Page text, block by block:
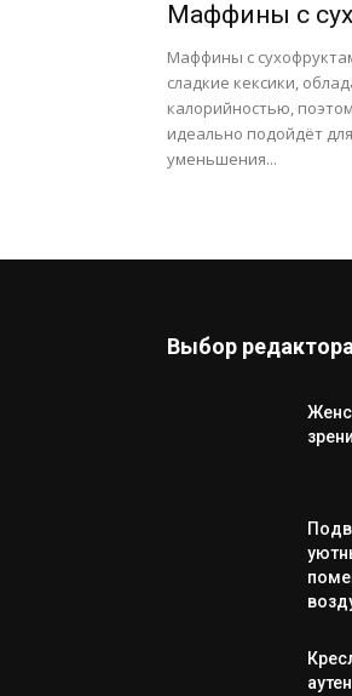
Маффины с
Маффины с
сладкие кексики,
калорийностью,
идеально подойдёт
уменьшения...
Выбор редактора